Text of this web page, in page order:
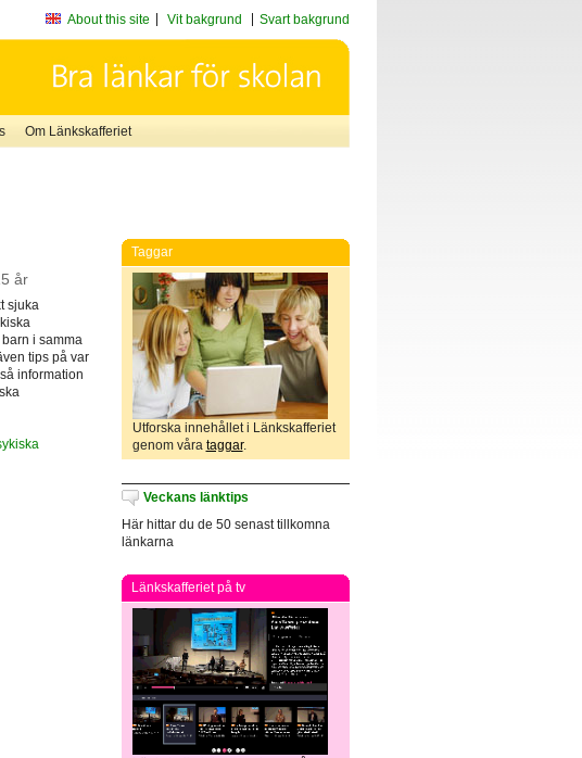
About this site Vit bakgrund Svart bakgrund
Om Länkskafferiet
år
sjuka
i samma
tips på var
information
Taggar
Utforska innehållet i Länkskafferiet
genom våra taggar.
Veckans länktips
Här hittar du de 50 senast tillkomna
länkarna
Länkskafferiet på tv